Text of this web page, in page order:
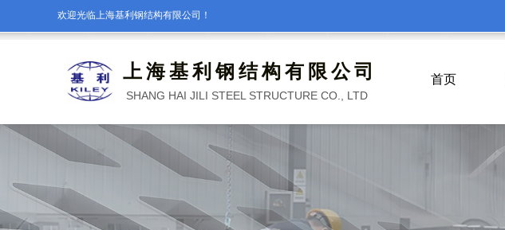
欢迎光临上海基利钢结构有限公司！
上海基利钢结构有限公司
SHANG HAI JILI STEEL STRUCTURE CO., LTD
首页